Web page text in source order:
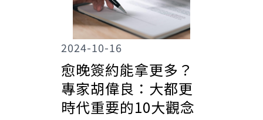
2024-10-16
愈晚簽約能拿更多？
專家胡偉良：大都更
時代重要的10大觀念